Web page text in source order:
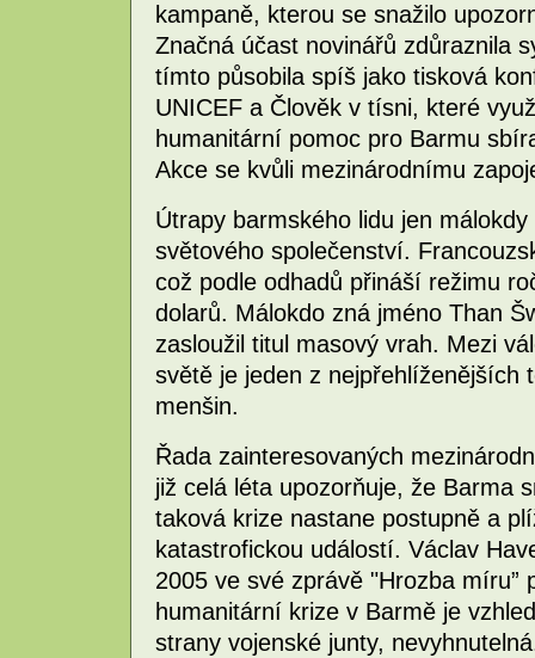
kampaně, kterou se snažilo
Značná účast novinářů zdůraznila
tímto působila spíš jako tisková
UNICEF a Člověk v tísni, které
humanitární pomoc pro Barmu
Akce se kvůli mezinárodnímu
Útrapy barmského lidu jen
světového společenství.
což podle odhadů přináší režimu
dolarů. Málokdo zná jméno Than
zasloužil titul masový vrah. Mezi
světě je jeden z nejpřehlíženějších
menšin.
Řada zainteresovaných
již celá léta upozorňuje, že Barma
taková krize nastane postupně a
katastrofickou událostí. Václav
2005 ve své zprávě "Hrozba míru”
humanitární krize v Barmě je
strany vojenské junty,